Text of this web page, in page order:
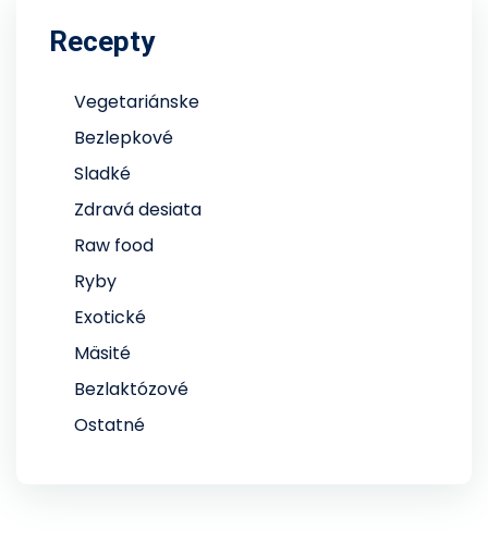
Recepty
Vegetariánske
Bezlepkové
Sladké
Zdravá desiata
Raw food
Ryby
Exotické
Mäsité
Bezlaktózové
Ostatné